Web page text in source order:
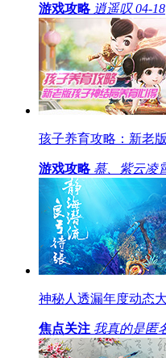
游戏攻略 逍遥叹 04-18
孩子养育攻略：新老
游戏攻略 慕、紫云凌
神秘人透漏年度动态
焦点关注 我真的是匿